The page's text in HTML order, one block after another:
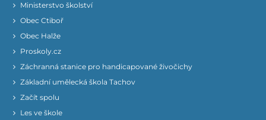
Ministerstvo školství
Obec Ctiboř
Obec Halže
Proskoly.cz
Záchranná stanice pro handicapované živočichy
Základní umělecká škola Tachov
Začít spolu
Les ve škole